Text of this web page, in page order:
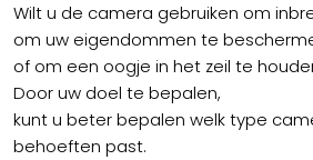
Wilt u de camera gebruiken om
om uw eigendommen te
of om een ​​oogje in het zeil te
Door uw doel te bepalen,
kunt u beter bepalen welk type
behoeften past.